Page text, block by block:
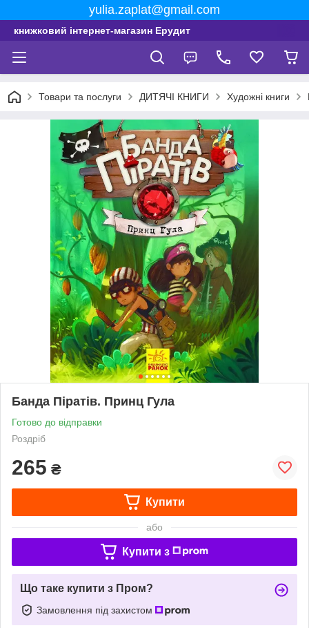
yulia.zaplat@gmail.com
книжковий інтернет-магазин Ерудит
Товари та послуги ДИТЯЧІ КНИГИ Художні книги
Банда Піратів. Принц Гула
Готово до відправки
Роздріб
265 ₴
Купити
або
Купити з
Що таке купити з Пром?
Замовлення під захистом